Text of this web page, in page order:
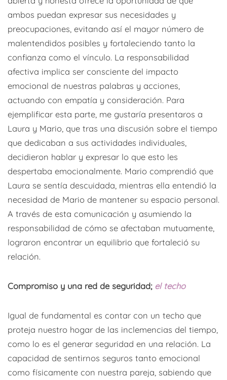
ambos puedan expresar sus necesidades y
preocupaciones, evitando así el mayor número de
malentendidos posibles y fortaleciendo tanto la
confianza como el vínculo. La responsabilidad
afectiva implica ser consciente del impacto
emocional de nuestras palabras y acciones,
actuando con empatía y consideración. Para
ejemplificar esta parte, me gustaría presentaros a
Laura y Mario, que tras una discusión sobre el tiempo
que dedicaban a sus actividades individuales,
decidieron hablar y expresar lo que esto les
despertaba emocionalmente. Mario comprendió que
Laura se sentía descuidada, mientras ella entendió la
necesidad de Mario de mantener su espacio personal.
A través de esta comunicación y asumiendo la
responsabilidad de cómo se afectaban mutuamente,
lograron encontrar un equilibrio que fortaleció su
relación.
Compromiso y una red de seguridad; el techo
Igual de fundamental es contar con un techo que
proteja nuestro hogar de las inclemencias del tiempo,
como lo es el generar seguridad en una relación. La
capacidad de sentirnos seguros tanto emocional
como físicamente con nuestra pareja, sabiendo que